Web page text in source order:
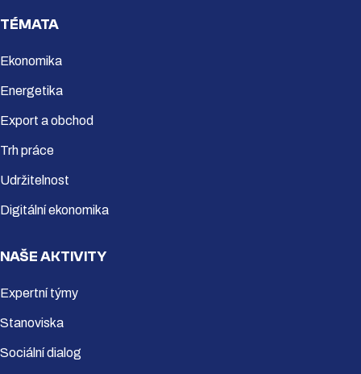
TÉMATA
Ekonomika
Energetika
Export a obchod
Trh práce
Udržitelnost
Digitální ekonomika
NAŠE AKTIVITY
Expertní týmy
Stanoviska
Sociální dialog